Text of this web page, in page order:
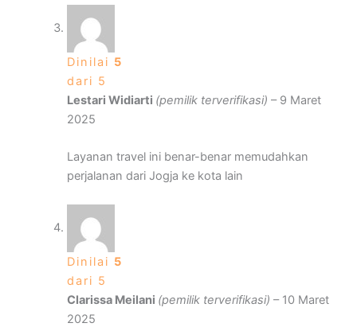
Dinilai 5
dari 5
Lestari Widiarti (pemilik terverifikasi) – 9 Maret
2025
Layanan travel ini benar-benar memudahkan
perjalanan dari Jogja ke kota lain
Dinilai 5
dari 5
Clarissa Meilani (pemilik terverifikasi) – 10 Maret
2025